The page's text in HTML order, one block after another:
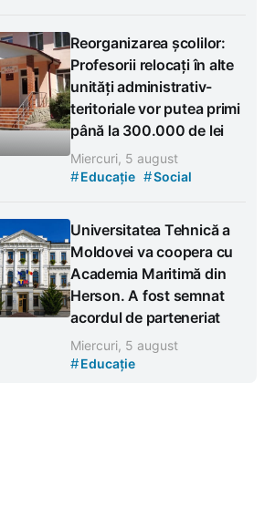
Reorganizarea școlilor:
Profesorii relocați în alte
unități administrativ-
teritoriale vor putea primi
până la 300.000 de lei
Miercuri, 5 august
#Educație #Social
Universitatea Tehnică a
Moldovei va coopera cu
Academia Maritimă din
Herson. A fost semnat
acordul de parteneriat
Miercuri, 5 august
#Educație